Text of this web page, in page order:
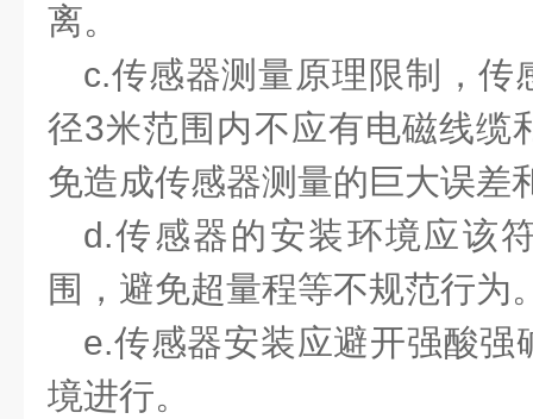
离。
c.传感器测量原理限制，传
径3米范围内不应有电磁线缆
免造成传感器测量的巨大误差
d.传感器的安装环境应该
围，避免超量程等不规范行为
e.传感器安装应避开强酸强
境进行。